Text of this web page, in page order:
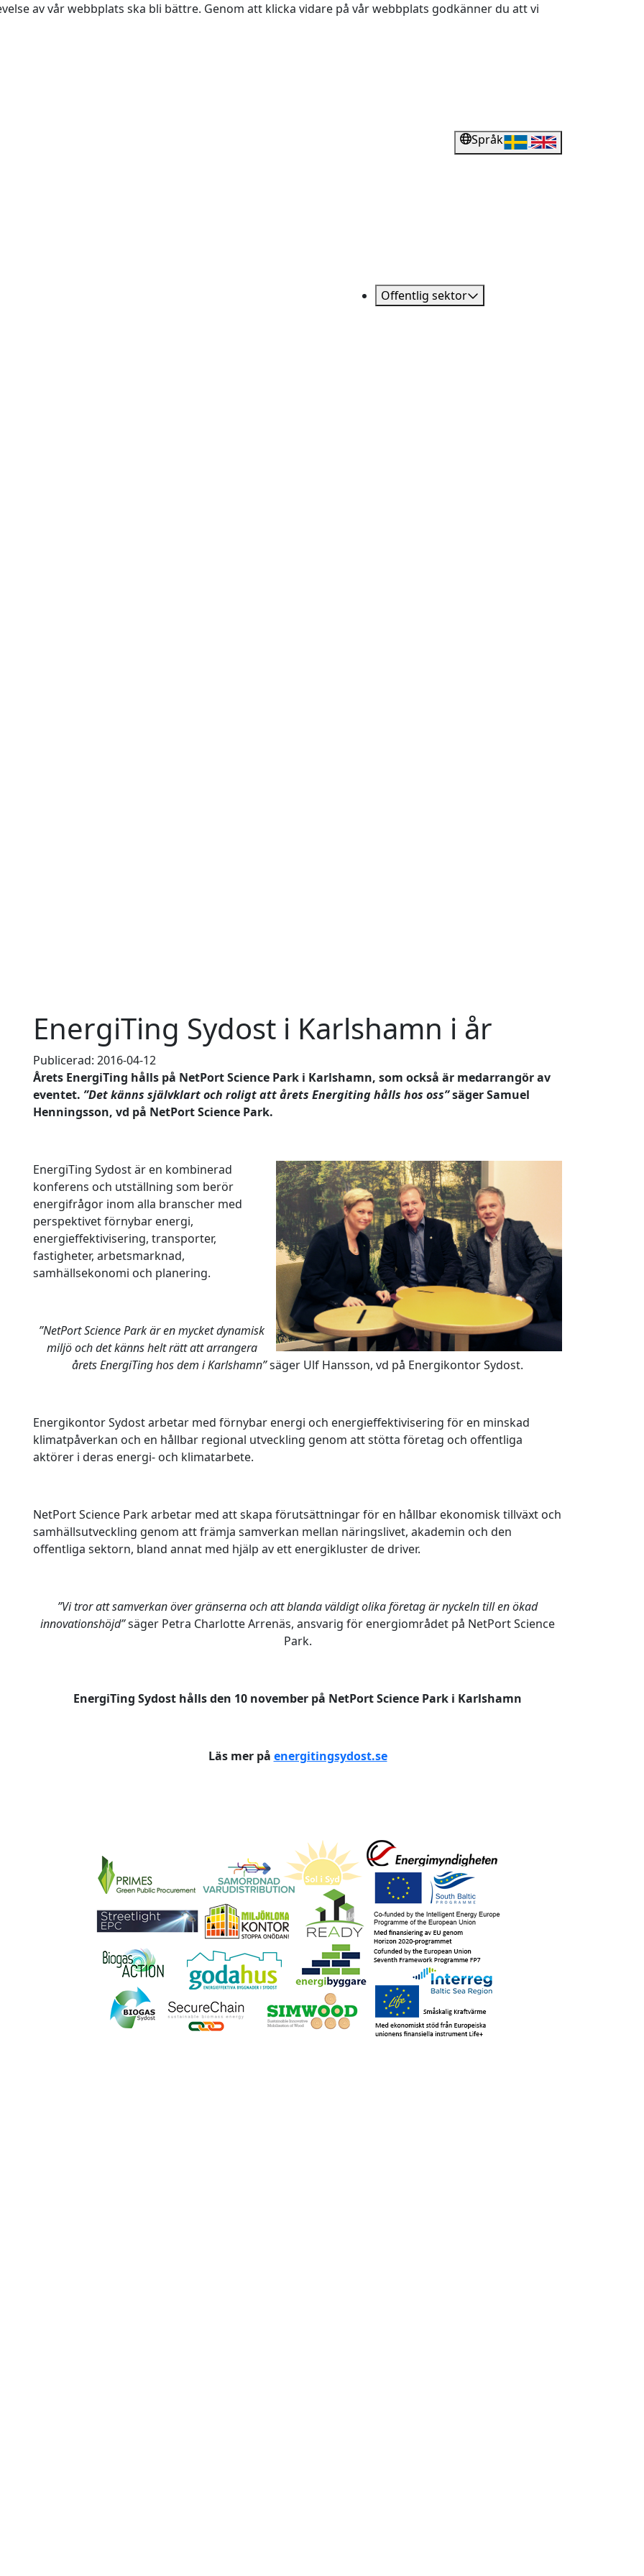
av vår webbplats ska bli bättre. Genom att klicka vidare på vår webbplats godkänner du att vi
Språk
Offentlig sektor
EnergiTing Sydost i Karlshamn i år
Publicerad: 2016-04-12
Årets EnergiTing hålls på NetPort Science Park i Karlshamn, som också är medarrangör av
eventet. ”Det känns självklart och roligt att årets Energiting hålls hos oss”säger Samuel
Henningsson, vd på NetPort Science Park.
EnergiTing Sydost är en kombinerad
konferens och utställning som berör
energifrågor inom alla branscher med
perspektivet förnybar energi,
energieffektivisering, transporter,
fastigheter, arbetsmarknad,
samhällsekonomi och planering.
”NetPort Science Park är en mycket dynamisk
miljö och det känns helt rätt att arrangera
årets EnergiTing hos dem i Karlshamn”säger Ulf Hansson, vd på Energikontor Sydost.
Energikontor Sydost arbetar med förnybar energi och energieffektivisering för en minskad
klimatpåverkan och en hållbar regional utveckling genom att stötta företag och offentliga
aktörer i deras energi- och klimatarbete.
NetPort Science Park arbetar med att skapa förutsättningar för en hållbar ekonomisk tillväxt och
samhällsutveckling genom att främja samverkan mellan näringslivet, akademin och den
offentliga sektorn, bland annat med hjälp av ett energikluster de driver.
”Vi tror att samverkan över gränserna och att blanda väldigt olika företag är nyckeln till en ökad
innovationshöjd”säger Petra Charlotte Arrenäs, ansvarig för energiområdet på NetPort Science
Park.
EnergiTing Sydost hålls den 10 november på NetPort Science Park i Karlshamn
Läs mer på energitingsydost.se